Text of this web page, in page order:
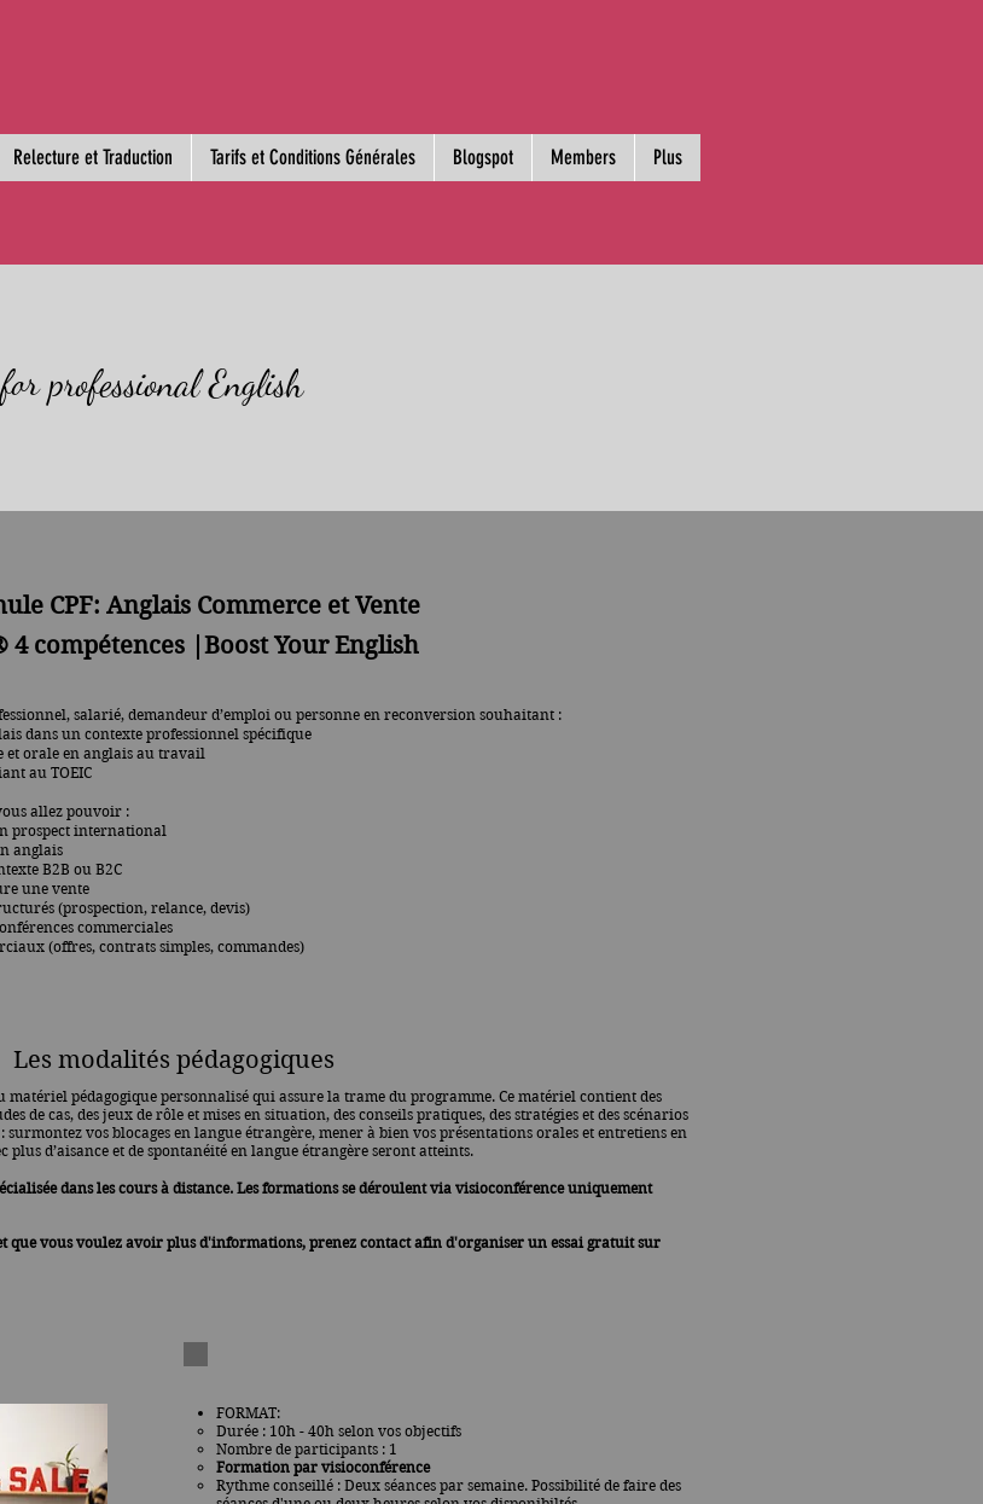
Relecture et Traduction Tarifs et Conditions Générales Blogspot Members Plus
professional English
CPF: Anglais Commerce et Vente
4 compétences |Boost Your English
salarié, demandeur d’emploi ou personne en reconversion souhaitant :
dans un contexte professionnel spécifique
orale en anglais au travail
au TOEIC
allez pouvoir :
prospect international
anglais
B2B ou B2C
une vente
(prospection, relance, devis)
commerciales
(offres, contrats simples, commandes)
Les modalités pédagogiques
pédagogique personnalisé qui assure la trame du programme. Ce matériel contient des
de cas, des jeux de rôle et mises en situation, des conseils pratiques, des stratégies et des scénarios
vos blocages en langue étrangère, mener à bien vos présentations orales et entretiens en
d’aisance et de spontanéité en langue étrangère seront atteints.
dans les cours à distance. Les formations se déroulent via visioconférence uniquement
que vous voulez avoir plus d'informations, prenez contact afin d'organiser un essai gratuit sur
FORMAT:
Durée : 10h - 40h selon vos objectifs
Nombre de participants : 1
Formation par visioconférence
Rythme conseillé : Deux séances par semaine. Possibilité de faire des